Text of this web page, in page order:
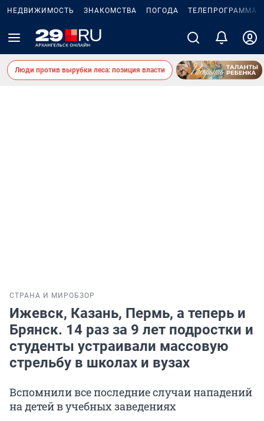
НЕДВИЖИМОСТЬ ЗНАКОМСТВА ПОГОДА ТЕЛЕПРОГРАММА
Люди против вырубки леса: позиция власти
СТРАНА И МИРОБЗОР
Ижевск, Казань, Пермь, а теперь и
Брянск. 14 раз за 9 лет подростки и
студенты устраивали массовую
стрельбу в школах и вузах
Вспомнили все последние случаи нападений
на детей в учебных заведениях